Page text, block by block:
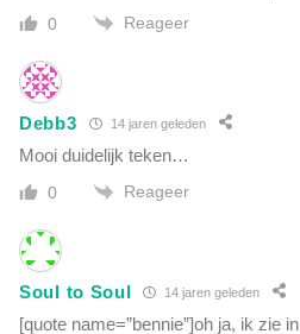
0 Reageer
Debb3 14 jaren geleden
Mooi duidelijk teken…
0 Reageer
Soul to Soul 14 jaren geleden
[quote name=”bennie”]oh ja, ik zie